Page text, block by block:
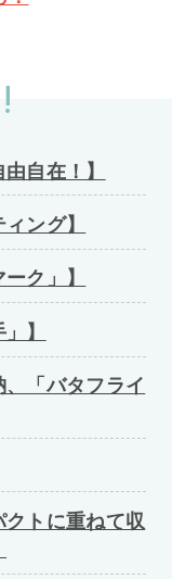
自在！】
ング】
ク」】
】
、「バタフライ
クトに重ねて収